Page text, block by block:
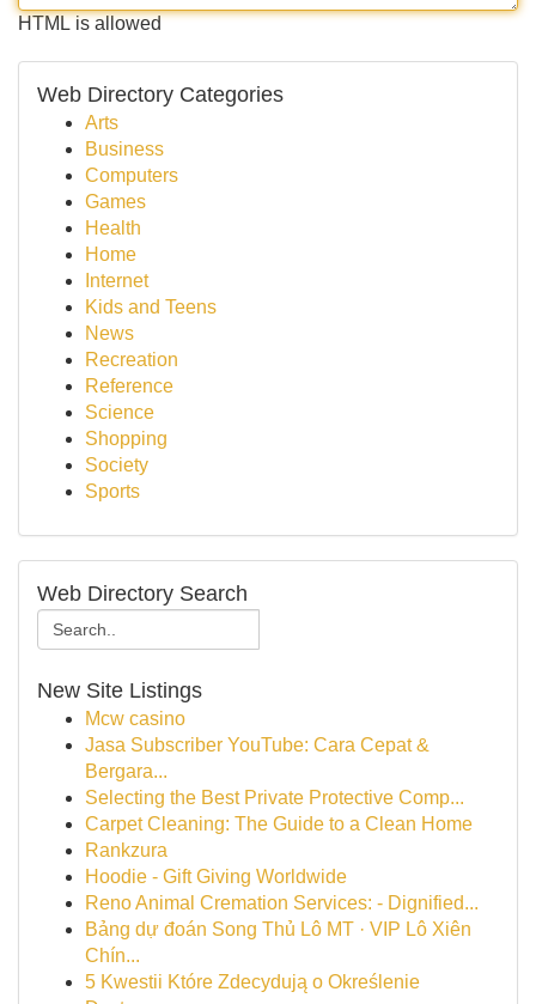
HTML is allowed
Web Directory Categories
Arts
Business
Computers
Games
Health
Home
Internet
Kids and Teens
News
Recreation
Reference
Science
Shopping
Society
Sports
Web Directory Search
New Site Listings
Mcw casino
Jasa Subscriber YouTube: Cara Cepat &
Bergara...
Selecting the Best Private Protective Comp...
Carpet Cleaning: The Guide to a Clean Home
Rankzura
Hoodie - Gift Giving Worldwide
Reno Animal Cremation Services: - Dignified...
Bảng dự đoán Song Thủ Lô MT · VIP Lô Xiên
Chín...
5 Kwestii Które Zdecydują o Określenie